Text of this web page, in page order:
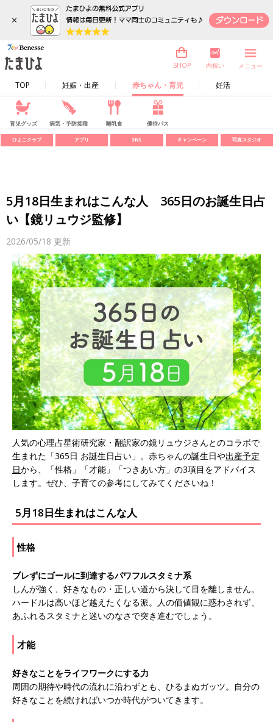
×
TOP 妊娠・出産 赤ちゃん・育児 妊活
SHOP 内祝い メニュー
育児グッズ 病気・予防接種 離乳食 優待パス
ひよこクラブ アプリ SNS キャンペーン 写真スタジオ
5月18日生まれはこんな人 365日のお誕生日占
い【鏡リュウジ監修】
2026/05/18 更新
人気の心理占星術研究家・翻訳家の鏡リュウジさんとのコラボで
生まれた「365日 お誕生日占い」。赤ちゃんの誕生日や出産予定
日から、「性格」「才能」「つきあい方」の3項目をアドバイス
します。ぜひ、子育ての参考にしてみてくださいね！
5月18日生まれはこんな人
性格
ブレずにゴールに到達するパワフルスタミナ系
しんが強く、好きなもの・正しい道から決して目を離しません。
ハードルは高いほど越えたくなる派。人の価値観に惑わされず、
あふれるスタミナと迷いのなさで突き進むでしょう。
才能
好きなことをライフワークにする力
周囲の期待や時代の流れに沿わずとも、ひるまぬガッツ。自分の
好きなことを続ければいつか時代がついてきます。